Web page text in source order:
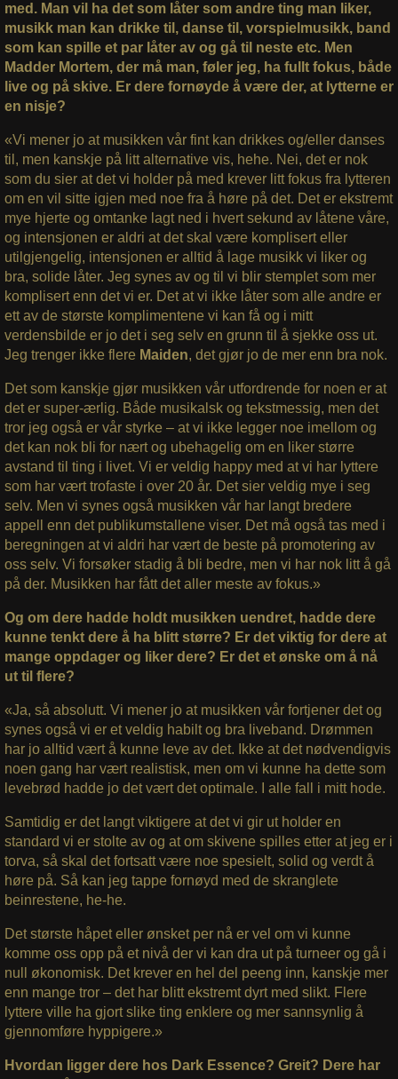
med. Man vil ha det som låter som andre ting man liker,
musikk man kan drikke til, danse til, vorspielmusikk, band
som kan spille et par låter av og gå til neste etc. Men
Madder Mortem, der må man, føler jeg, ha fullt fokus, både
live og på skive. Er dere fornøyde å være der, at lytterne er
en nisje?
«Vi mener jo at musikken vår fint kan drikkes og/eller danses
til, men kanskje på litt alternative vis, hehe. Nei, det er nok
som du sier at det vi holder på med krever litt fokus fra lytteren
om en vil sitte igjen med noe fra å høre på det. Det er ekstremt
mye hjerte og omtanke lagt ned i hvert sekund av låtene våre,
og intensjonen er aldri at det skal være komplisert eller
utilgjengelig, intensjonen er alltid å lage musikk vi liker og
bra, solide låter. Jeg synes av og til vi blir stemplet som mer
komplisert enn det vi er. Det at vi ikke låter som alle andre er
ett av de største komplimentene vi kan få og i mitt
verdensbilde er jo det i seg selv en grunn til å sjekke oss ut.
Jeg trenger ikke flere Maiden, det gjør jo de mer enn bra nok.
Det som kanskje gjør musikken vår utfordrende for noen er at
det er super-ærlig. Både musikalsk og tekstmessig, men det
tror jeg også er vår styrke – at vi ikke legger noe imellom og
det kan nok bli for nært og ubehagelig om en liker større
avstand til ting i livet. Vi er veldig happy med at vi har lyttere
som har vært trofaste i over 20 år. Det sier veldig mye i seg
selv. Men vi synes også musikken vår har langt bredere
appell enn det publikumstallene viser. Det må også tas med i
beregningen at vi aldri har vært de beste på promotering av
oss selv. Vi forsøker stadig å bli bedre, men vi har nok litt å gå
på der. Musikken har fått det aller meste av fokus.»
Og om dere hadde holdt musikken uendret, hadde dere
kunne tenkt dere å ha blitt større? Er det viktig for dere at
mange oppdager og liker dere? Er det et ønske om å nå
ut til flere?
«Ja, så absolutt. Vi mener jo at musikken vår fortjener det og
synes også vi er et veldig habilt og bra liveband. Drømmen
har jo alltid vært å kunne leve av det. Ikke at det nødvendigvis
noen gang har vært realistisk, men om vi kunne ha dette som
levebrød hadde jo det vært det optimale. I alle fall i mitt hode.
Samtidig er det langt viktigere at det vi gir ut holder en
standard vi er stolte av og at om skivene spilles etter at jeg er i
torva, så skal det fortsatt være noe spesielt, solid og verdt å
høre på. Så kan jeg tappe fornøyd med de skranglete
beinrestene, he-he.
Det største håpet eller ønsket per nå er vel om vi kunne
komme oss opp på et nivå der vi kan dra ut på turneer og gå i
null økonomisk. Det krever en hel del peeng inn, kanskje mer
enn mange tror – det har blitt ekstremt dyrt med slikt. Flere
lyttere ville ha gjort slike ting enklere og mer sannsynlig å
gjennomføre hyppigere.»
Hvordan ligger dere hos Dark Essence? Greit? Dere har